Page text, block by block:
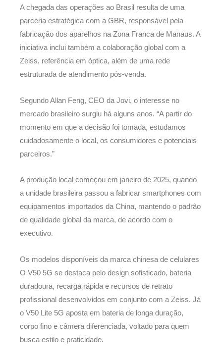
A chegada das operações ao Brasil resulta de uma
parceria estratégica com a GBR, responsável pela
fabricação dos aparelhos na Zona Franca de Manaus. A
iniciativa inclui também a colaboração global com a
Zeiss, referência em óptica, além de uma rede
estruturada de atendimento pós-venda.
Segundo Allan Feng, CEO da Jovi, o interesse no
mercado brasileiro surgiu há alguns anos. “A partir do
momento em que a decisão foi tomada, estudamos
cuidadosamente o local, os consumidores e potenciais
parceiros.”
A produção local começou em janeiro de 2025, quando
a unidade brasileira passou a fabricar smartphones com
equipamentos importados da China, mantendo o padrão
de qualidade global da marca, de acordo com o
executivo.
Os modelos disponíveis da marca chinesa de celulares
O V50 5G se destaca pelo design sofisticado, bateria
duradoura, recarga rápida e recursos de retrato
profissional desenvolvidos em conjunto com a Zeiss. Já
o V50 Lite 5G aposta em bateria de longa duração,
corpo fino e câmera diferenciada, voltado para quem
busca estilo e praticidade.